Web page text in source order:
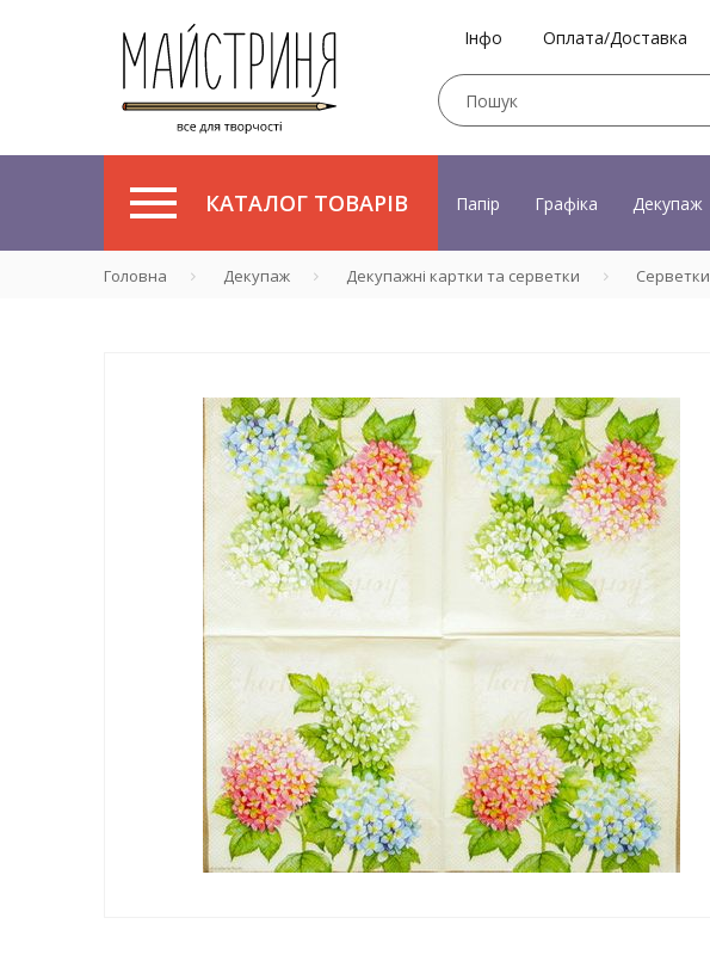
Інфо Оплата/Доставка
КАТАЛОГ ТОВАРІВ Папір Графіка Декупаж
Головна Декупаж Декупажні картки та серветки Серветки